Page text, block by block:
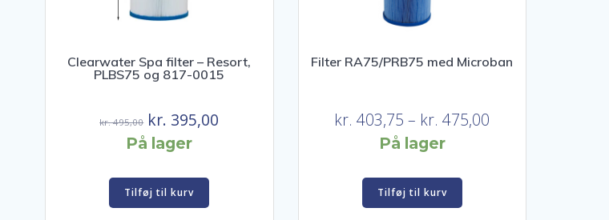
Clearwater Spa filter – Resort,
PLBS75 og 817-0015
kr.495,00 Den
oprindelige
var:
kr. 495,00.
kr. 395,00
På lager
Tilføj til kurv
Filter RA75/PRB75 med Microban
kr. 403,75 – kr. 475,00
På lager
Tilføj til kurv